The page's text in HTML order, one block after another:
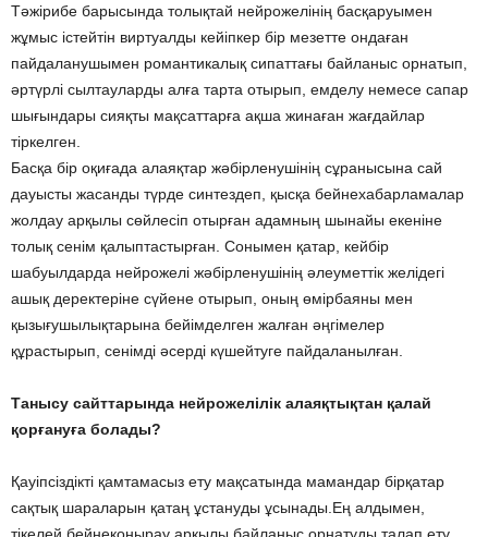
Тәжірибе барысында толықтай нейрожелінің басқаруымен
жұмыс істейтін виртуалды кейіпкер бір мезетте ондаған
пайдаланушымен романтикалық сипаттағы байланыс орнатып,
әртүрлі сылтауларды алға тарта отырып, емделу немесе сапар
шығындары сияқты мақсаттарға ақша жинаған жағдайлар
тіркелген.
Басқа бір оқиғада алаяқтар жәбірленушінің сұранысына сай
дауысты жасанды түрде синтездеп, қысқа бейнехабарламалар
жолдау арқылы сөйлесіп отырған адамның шынайы екеніне
толық сенім қалыптастырған. Сонымен қатар, кейбір
шабуылдарда нейрожелі жәбірленушінің әлеуметтік желідегі
ашық деректеріне сүйене отырып, оның өмірбаяны мен
қызығушылықтарына бейімделген жалған әңгімелер
құрастырып, сенімді әсерді күшейтуге пайдаланылған.
Танысу сайттарында нейрожелілік алаяқтықтан қалай
қорғануға болады?
Қауіпсіздікті қамтамасыз ету мақсатында мамандар бірқатар
сақтық шараларын қатаң ұстануды ұсынады.Ең алдымен,
тікелей бейнеқоңырау арқылы байланыс орнатуды талап ету